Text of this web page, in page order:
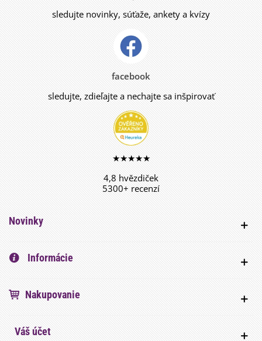
sledujte novinky, súťaže, ankety a kvízy
facebook
sledujte, zdieľajte a nechajte sa inšpirovať
★★★★★
4,8 hvězdiček
5300+ recenzí
Novinky
Informácie
Nakupovanie
Váš účet